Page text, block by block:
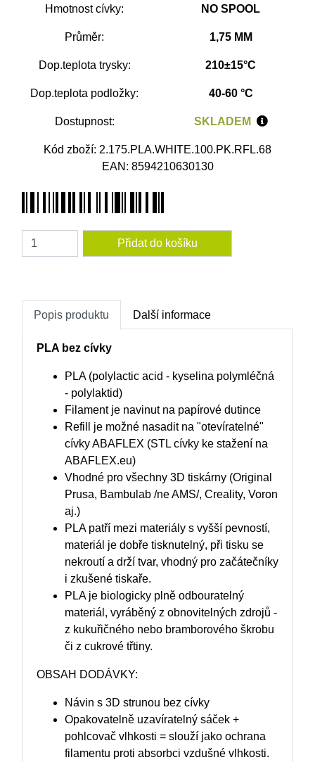
Hmotnost cívky: NO SPOOL
Průměr: 1,75 MM
Dop.teplota trysky: 210±15°C
Dop.teplota podložky: 40-60 °C
Dostupnost: SKLADEM
Kód zboží: 2.175.PLA.WHITE.100.PK.RFL.68
EAN: 8594210630130
Amount
Popis produktu Další informace
PLA bez cívky
PLA (polylactic acid - kyselina polymléčná
- polylaktid)
Filament je navinut na papírové dutince
Refill je možné nasadit na "otevíratelné"
cívky ABAFLEX (STL cívky ke stažení na
ABAFLEX.eu)
Vhodné pro všechny 3D tiskárny (Original
Prusa, Bambulab /ne AMS/, Creality, Voron
aj.)
PLA patří mezi materiály s vyšší pevností,
materiál je dobře tisknutelný, při tisku se
nekroutí a drží tvar, vhodný pro začátečníky
i zkušené tiskaře.
PLA je biologicky plně odbouratelný
materiál, vyráběný z obnovitelných zdrojů -
z kukuřičného nebo bramborového škrobu
či z cukrové třtiny.
OBSAH DODÁVKY:
Návin s 3D strunou bez cívky
Opakovatelně uzavíratelný sáček +
pohlcovač vlhkosti = slouží jako ochrana
filamentu proti absorbci vzdušné vlhkosti.